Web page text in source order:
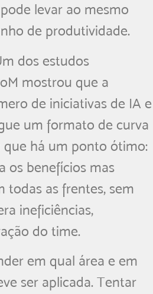
levar ao mesmo
de produtividade.
dos estudos
mostrou que a
de iniciativas de IA e
um formato de curva
que há um ponto ótimo:
os benefícios mas
todas as frentes, sem
ineficiências,
do time.
em qual área e em
ser aplicada. Tentar